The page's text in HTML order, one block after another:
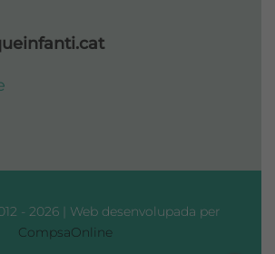
- 2026 | Web desenvolupada per
CompsaOnline